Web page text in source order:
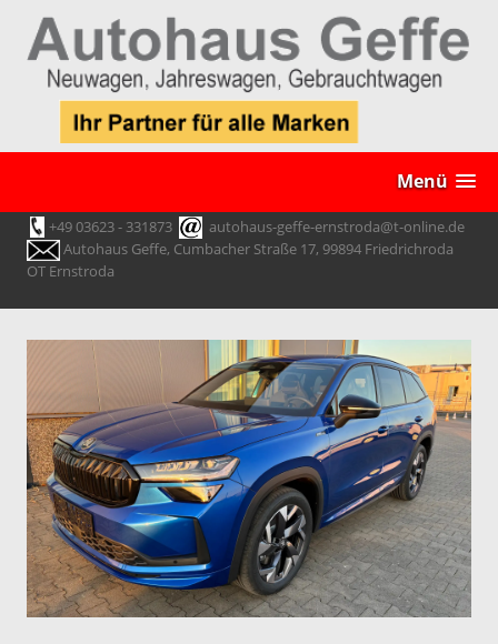
Menü
+49 03623 - 331873
autohaus-geffe-ernstroda@t-online.de
Autohaus Geffe, Cumbacher Straße 17, 99894 Friedrichroda
OT Ernstroda